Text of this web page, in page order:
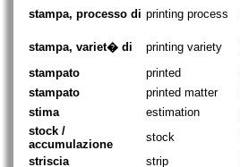
stampa, processo di printing process
stampa, variet� di
printing variety
stampato
printed
stampato
printed matter
stima
estimation
stock /
accumulazione
stock
striscia
strip